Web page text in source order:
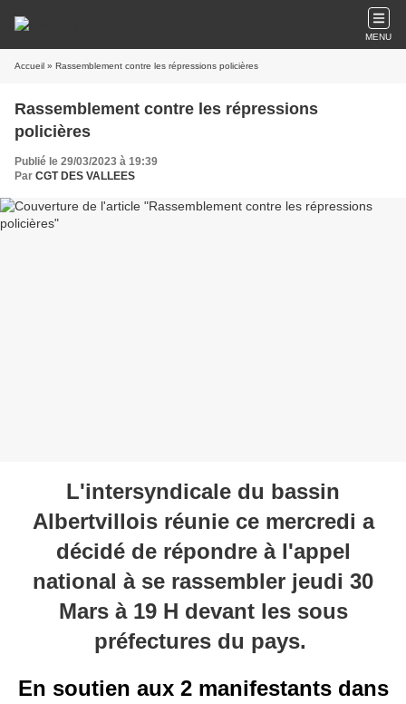
MENU
Accueil » Rassemblement contre les répressions policières
Rassemblement contre les répressions
policières
Publié le 29/03/2023 à 19:39
Par CGT DES VALLEES
L'intersyndicale du bassin
Albertvillois réunie ce mercredi a
décidé de répondre à l'appel
national à se rassembler jeudi 30
Mars à 19 H devant les sous
préfectures du pays.
En soutien aux 2 manifestants dans